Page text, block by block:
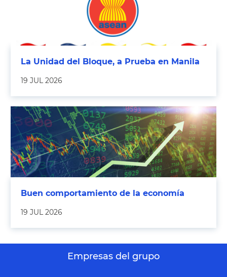
La Unidad del Bloque, a Prueba en Manila
19 JUL 2026
Buen comportamiento de la economía
19 JUL 2026
Empresas del grupo